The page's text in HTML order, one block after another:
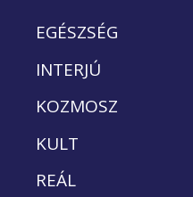
EGÉSZSÉG
INTERJÚ
KOZMOSZ
KULT
REÁL